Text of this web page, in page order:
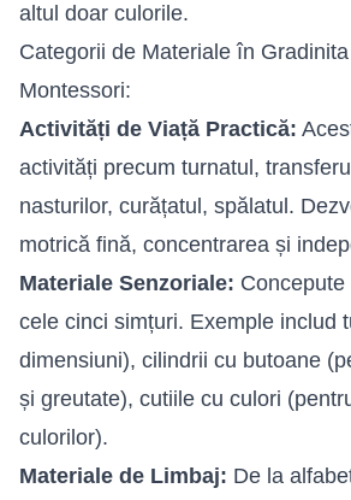
altul doar culorile.
Categorii de Materiale în
Montessori:
Activități de Viață Practică:
activități precum turnatul,
nasturilor, curățatul, spălatul.
motrică fină, concentrarea și
Materiale Senzoriale:
cele cinci simțuri. Exemple includ
dimensiuni), cilindrii cu butoane
și greutate), cutiile cu culori
culorilor).
Materiale de Limbaj: De la